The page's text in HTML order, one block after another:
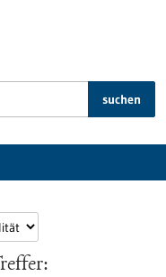
suchen